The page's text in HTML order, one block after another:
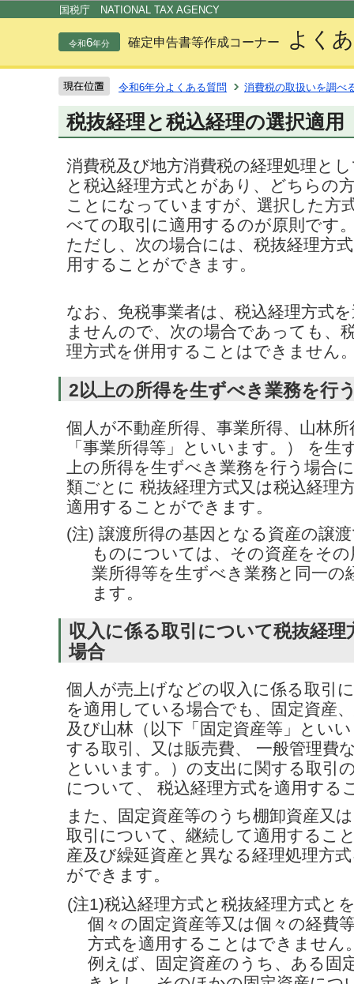
国税庁 NATIONAL TAX AGENCY
令和6年分 確定申告書等作成コーナー よく
令和6年分よくある質問 消費税の取扱いを調べ
税抜経理と税込経理の選択適用
消費税及び地方消費税の経理処理と
と税込経理方式とがあり、どちらの
ことになっていますが、選択した方
べての取引に適用するのが原則です
ただし、次の場合には、税抜経理方
用することができます。
なお、免税事業者は、税込経理方式
ませんので、次の場合であっても、
理方式を併用することはできません
2以上の所得を生ずべき業務を行
個人が不動産所得、事業所得、山林
「事業所得等」といいます。） を生
上の所得を生ずべき業務を行う場合
類ごとに 税抜経理方式又は税込経理
適用することができます。
(注) 譲渡所得の基因となる資産の譲
ものについては、その資産をそ
業所得等を生ずべき業務と同一の
ます。
収入に係る取引について税抜経
場合
個人が売上げなどの収入に係る取引
を適用している場合でも、固定資産
及び山林（以下「固定資産等」とい
する取引、又は販売費、 一般管理費
といいます。）の支出に関する取引
について、 税込経理方式を適用する
また、固定資産等のうち棚卸資産又
取引について、継続して適用するこ
産及び繰延資産と異なる経理処理方
ができます。
(注1)税込経理方式と税抜経理方式と
個々の固定資産等又は個々の経費
方式を適用することはできません
例えば、固定資産のうち、ある固